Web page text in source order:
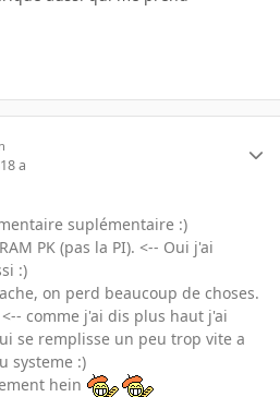
18 a
suplémentaire :)
PK (pas la PI). <-- Oui j'ai
:)
on perd beaucoup de choses.
comme j'ai dis plus haut j'ai
se remplisse un peu trop vite a
systeme :)
hein